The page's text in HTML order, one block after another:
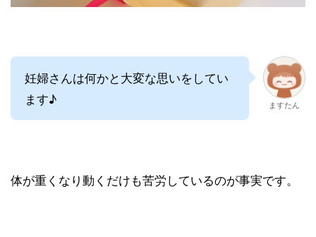
妊婦さんは何かと大変な思いをしてい
ます♪
ますたん
体が重くなり動くだけも苦労しているのが事実です。